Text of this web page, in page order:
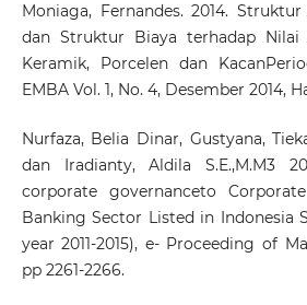
Moniaga, Fernandes. 2014.
dan Struktur Biaya terhadap Nilai
Keramik, Porcelen dan
EMBA Vol. 1, No. 4, Desember 2014,
Nurfaza, Belia Dinar, Gustyana,
dan Iradianty, Aldila S.E.,M.M3
corporate governanceto
Banking Sector Listed in Indonesia
year 2011-2015), e- Proceeding of
pp 2261-2266.